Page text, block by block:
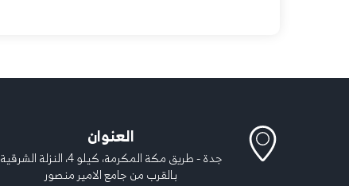
العنوان
جدة - طريق مكة المكرمة، كيلو 4، النزلة الشرقية
بالقرب من جامع الامير منصور